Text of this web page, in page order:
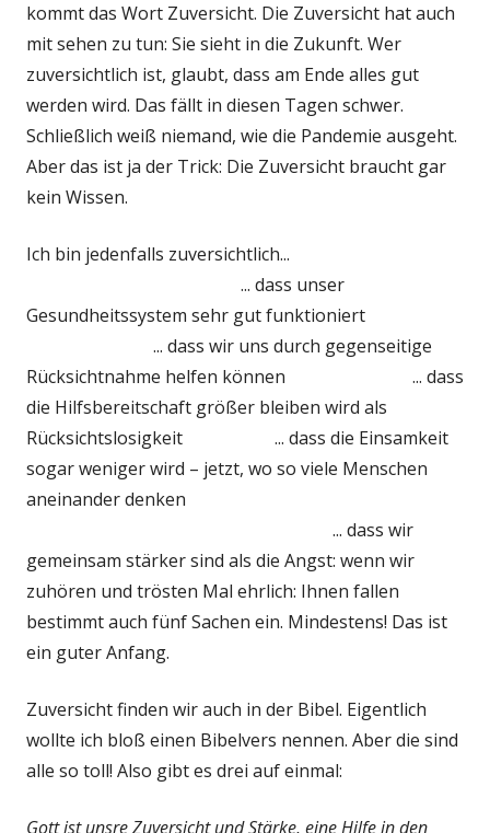
kommt das Wort Zuversicht. Die Zuversicht hat auch
mit sehen zu tun: Sie sieht in die Zukunft. Wer
zuversichtlich ist, glaubt, dass am Ende alles gut
werden wird. Das fällt in diesen Tagen schwer.
Schließlich weiß niemand, wie die Pandemie ausgeht.
Aber das ist ja der Trick: Die Zuversicht braucht gar
kein Wissen.
Ich bin jedenfalls zuversichtlich...
... dass unser
Gesundheitssystem sehr gut funktioniert
... dass wir uns durch gegenseitige
Rücksichtnahme helfen können ... dass
die Hilfsbereitschaft größer bleiben wird als
Rücksichtslosigkeit ... dass die Einsamkeit
sogar weniger wird – jetzt, wo so viele Menschen
aneinander denken
... dass wir
gemeinsam stärker sind als die Angst: wenn wir
zuhören und trösten Mal ehrlich: Ihnen fallen
bestimmt auch fünf Sachen ein. Mindestens! Das ist
ein guter Anfang.
Zuversicht finden wir auch in der Bibel. Eigentlich
wollte ich bloß einen Bibelvers nennen. Aber die sind
alle so toll! Also gibt es drei auf einmal:
Gott ist unsre Zuversicht und Stärke, eine Hilfe in den